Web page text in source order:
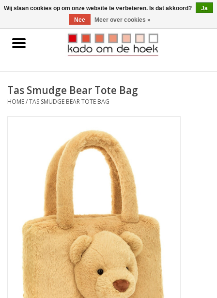
0 Artikelen - €0,00
Home
Gadgets
Tas Smudge Bear Tote Bag
HOME/TAS SMUDGE BEAR TOTE BAG
Wij slaan cookies op om onze website te verbeteren. Is dat akkoord?
Ja
Nee
Meer over cookies »